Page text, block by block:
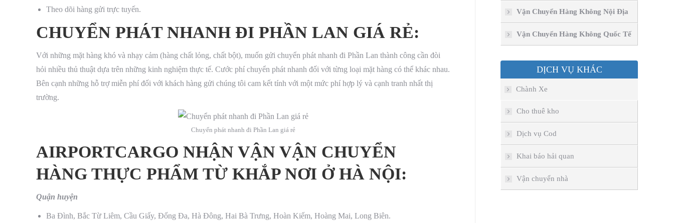
Theo dõi hàng gửi trực tuyến.
CHUYỂN PHÁT NHANH ĐI PHẦN LAN GIÁ RẺ:
Với những mặt hàng khó và nhạy cảm (hàng chất lỏng, chất bột), muốn gửi chuyển phát nhanh đi Phần Lan thành công cần đòi
hỏi nhiều thủ thuật dựa trên những kinh nghiệm thực tế. Cước phí chuyển phát nhanh đối với từng loại mặt hàng có thể khác nhau.
Bên cạnh những hỗ trợ miễn phí đối với khách hàng gửi chúng tôi cam kết tính với một mức phí hợp lý và cạnh tranh nhất thị
trường.
Chuyển phát nhanh đi Phần Lan giá rẻ
AIRPORTCARGO NHẬN VẬN VẬN CHUYỂN
HÀNG THỰC PHẨM TỪ KHẮP NƠI Ở HÀ NỘI:
Quận huyện
Ba Đình, Bắc Từ Liêm, Cầu Giấy, Đống Đa, Hà Đông, Hai Bà Trưng, Hoàn Kiếm, Hoàng Mai, Long Biên.
Vận Chuyển Hàng Không Nội Địa
Vận Chuyển Hàng Không Quốc Tế
DỊCH VỤ KHÁC
Chành Xe
Cho thuê kho
Dịch vụ Cod
Khai báo hải quan
Vận chuyển nhà